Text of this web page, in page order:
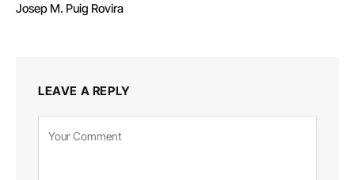
Josep M. Puig Rovira
LEAVE A REPLY